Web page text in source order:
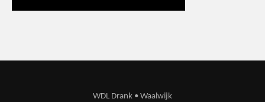
WDL Drank • Waalwijk